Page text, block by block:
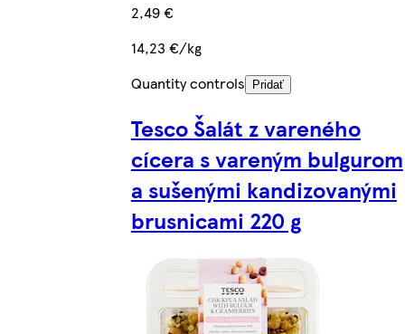
2,49 €
14,23 €/kg
Quantity controls
Pridať
Tesco Šalát z vareného
cícera s vareným bulgurom
a sušenými kandizovanými
brusnicami 220 g